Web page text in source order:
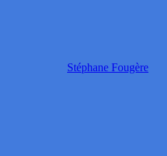
Stéphane Fougère